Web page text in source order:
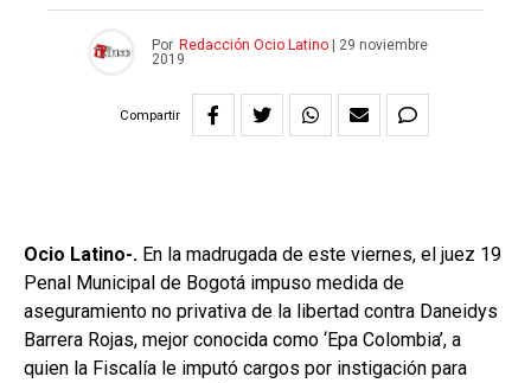
Por Redacción Ocio Latino
29 noviembre
2019
Compartir
Ocio Latino-. En la madrugada de este viernes, el juez 19
Penal Municipal de Bogotá impuso medida de
aseguramiento no privativa de la libertad contra Daneidys
Barrera Rojas, mejor conocida como ‘Epa Colombia’, a
quien la Fiscalía le imputó cargos por instigación para